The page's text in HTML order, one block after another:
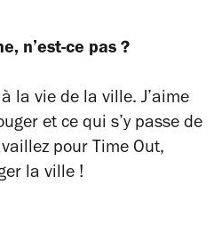
n’est-ce pas ?
la vie de la ville. J’aime
et ce qui s’y passe de
pour Time Out,
la ville !